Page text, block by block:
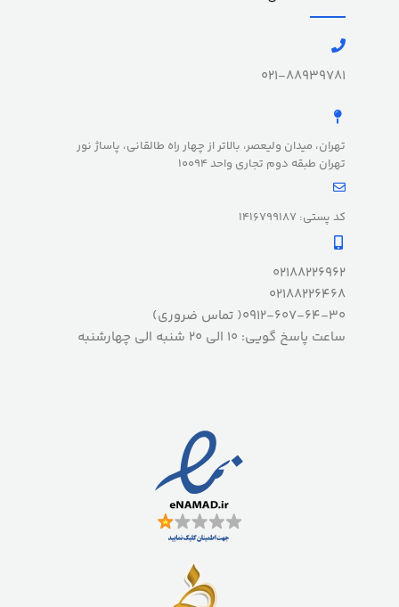
021-88939781
تهران، میدان ولیعصر، بالاتر از چهار راه طالقانی، پاساژ نور
تهران طبقه دوم تجاری واحد 10094
کد پستی: 1416799187
02188226962
02188226468
0912-607-64-30( تماس ضروری)
ساعت پاسخ گویی: 10 الی 20 شنبه الی چهارشنبه